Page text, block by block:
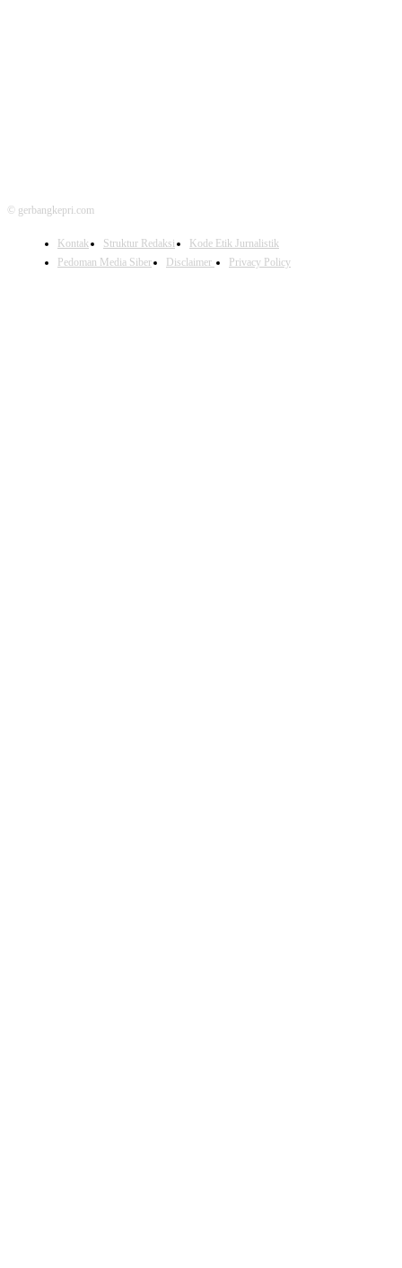
© gerbangkepri.com
Kontak Struktur Redaksi
Kode Etik Jurnalistik
Pedoman Media Siber
Disclaimer Privacy Policy